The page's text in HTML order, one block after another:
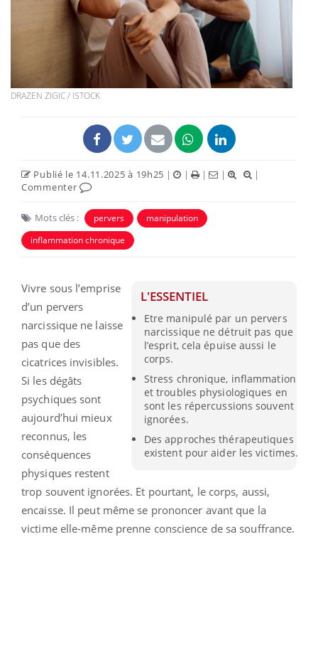
DRAZEN ZIGIC / ISTOCK
Publié le 14.11.2025 à 19h25 | | | |
|
Commenter
Mots clés : pervers
manipulation
inflammation chronique
L'ESSENTIEL
Etre manipulé par un pervers
narcissique ne détruit pas que
l’esprit, cela épuise aussi le
corps.
Stress chronique, inflammation
et troubles physiologiques en
sont les répercussions souvent
ignorées.
Des approches thérapeutiques
existent pour aider les victimes.
Vivre sous l’emprise
d’un pervers
narcissique ne laisse
pas que des
cicatrices invisibles.
Si les dégâts
psychiques sont
aujourd’hui mieux
reconnus, les
conséquences
physiques restent
trop souvent ignorées. Et pourtant, le corps, aussi,
encaisse. Il peut même se prononcer avant que la
victime elle-même prenne conscience de sa souffrance.